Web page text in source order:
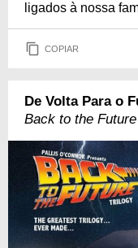
ligados à nossa
COPIAR
De Volta Para o
Back to the